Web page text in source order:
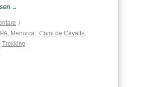
→
/
, Menorca . Cami de Cavalls,
, Trekking